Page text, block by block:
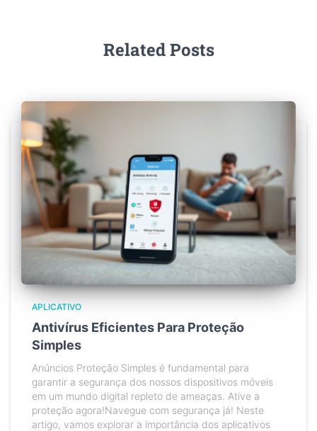
Related Posts
APLICATIVO
Antivírus Eficientes Para Proteção
Simples
Anúncios Proteção Simples é fundamental para
garantir a segurança dos nossos dispositivos móveis
em um mundo digital repleto de ameaças. Ative a
proteção agora!Navegue com segurança já! Neste
artigo, vamos explorar a importância dos aplicativos